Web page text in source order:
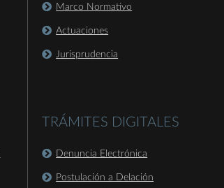
Marco Normativo
Actuaciones
Jurisprudencia
TRÁMITES DIGITALES
Denuncia Electrónica
Postulación a Delación